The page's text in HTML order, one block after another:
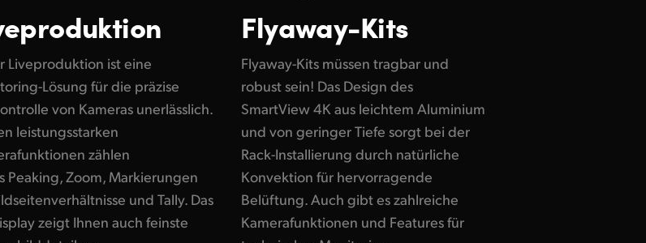
Liveproduktion ist eine
Lösung für die präzise
von Kameras unerlässlich.
leistungsstarken
zählen
Peaking, Zoom, Markierungen
und Tally. Das
zeigt Ihnen auch feinste
Flyaway-Kits
Flyaway-Kits müssen tragbar und
robust sein! Das Design des
SmartView 4K aus leichtem Aluminium
und von geringer Tiefe sorgt bei der
Rack-Installierung durch natürliche
Konvektion für hervorragende
Belüftung. Auch gibt es zahlreiche
Kamerafunktionen und Features für